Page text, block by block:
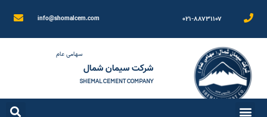
۰۲۱-۸۸۷۳۱۱۰۷ info@shomalcem.com
سهامی عام
شرکت سیمان شمال
SHEMAL CEMENT COMPANY